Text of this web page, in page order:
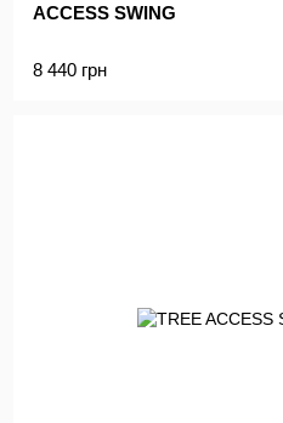
ACCESS SWING
8 440 грн